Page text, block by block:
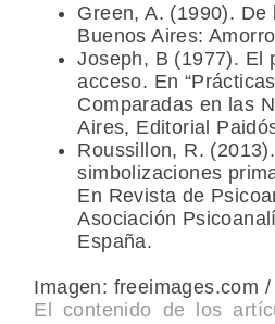
Green, A. (1990). De
Buenos Aires:
Joseph, B (1977). El
acceso. En
Comparadas en las
Aires, Editorial
Roussillon, R.
simbolizaciones
En Revista de
Asociación
España.
Imagen: freeimages.com
El contenido de los